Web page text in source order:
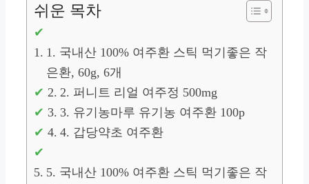
쉬운 목차
1. 국내산 100% 여주환 스틱 먹기좋은 작
은환, 60g, 6개
2. 퍼니트 리얼 여주정 500mg
3. 유기농마루 유기농 여주환 100p
4. 갑당약초 여주환
5. 국내산 100% 여주환 스틱 먹기좋은 작